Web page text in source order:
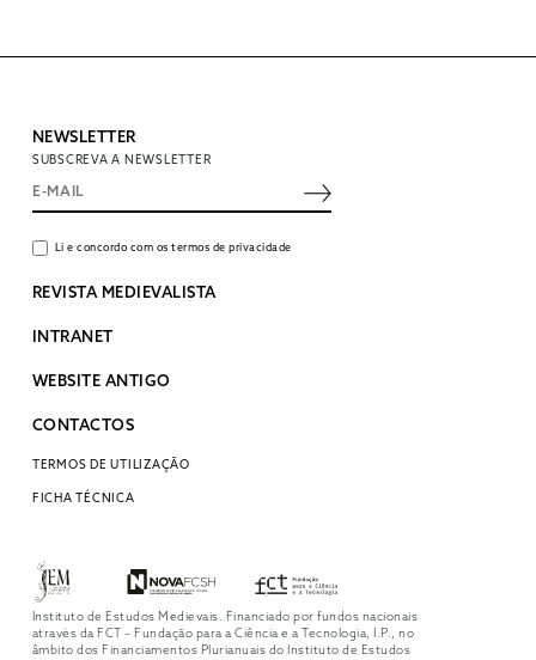
NEWSLETTER
SUBSCREVA A NEWSLETTER
Li e concordo com os termos de privacidade
REVISTA MEDIEVALISTA
INTRANET
WEBSITE ANTIGO
CONTACTOS
TERMOS DE UTILIZAÇÃO
FICHA TÉCNICA
Instituto de Estudos Medievais. Financiado por fundos nacionais
através da FCT – Fundação para a Ciência e a Tecnologia, I.P., no
âmbito dos Financiamentos Plurianuais do Instituto de Estudos